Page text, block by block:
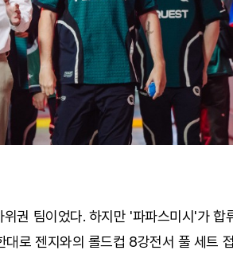
권 팀이었다. 하지만 '파파스미시'가 합
대로 젠지와의 롤드컵 8강전서 풀 세트